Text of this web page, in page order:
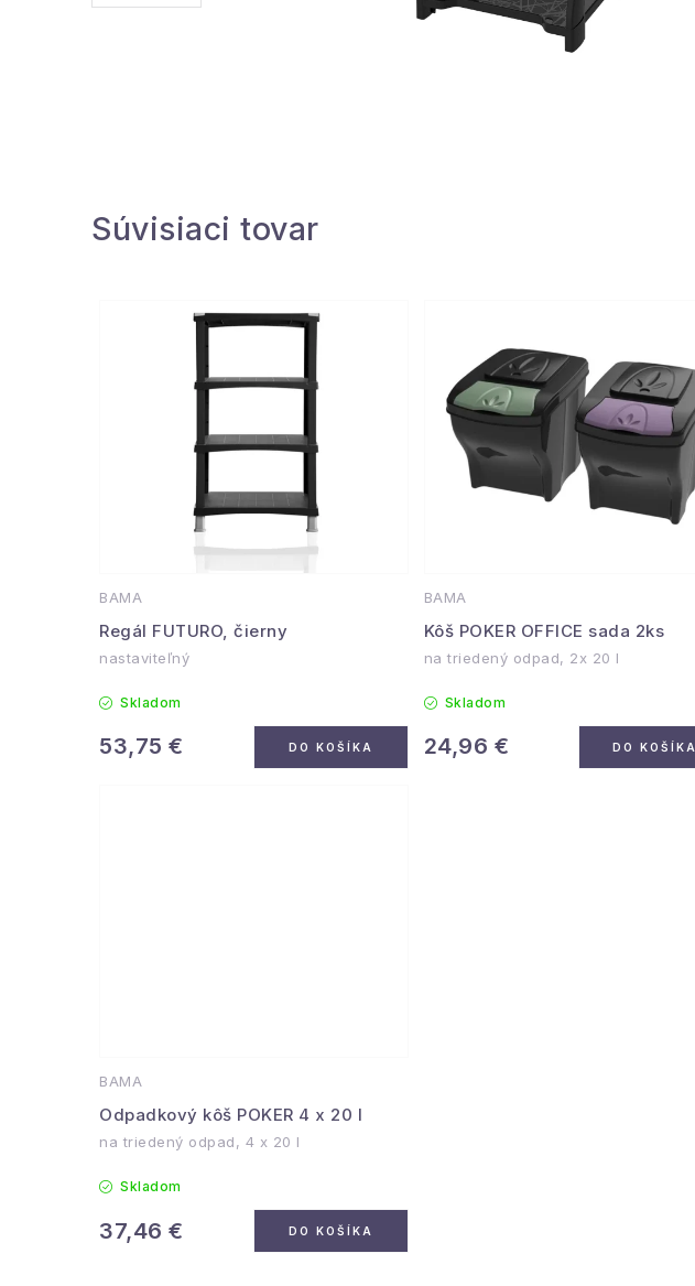
Súvisiaci tovar
BAMA
Regál FUTURO, čierny
nastaviteľný
Skladom
53,75 € DO KOŠÍKA
BAMA
Kôš POKER OFFICE sada 2ks
na triedený odpad, 2x 20 l
Skladom
24,96 € DO KOŠÍKA
BAMA
Odpadkový kôš POKER 4 x 20 l
na triedený odpad, 4 x 20 l
Skladom
37,46 € DO KOŠÍKA